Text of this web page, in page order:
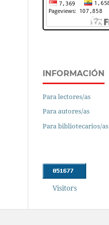
INFORMACIÓN
Para lectores/as
Para autores/as
Para bibliotecarios/as
Visitors